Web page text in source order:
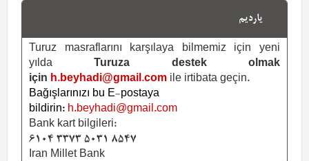
یاردیم
Turuz masraflarını karşılaya bilmemiz için yeni
yılda
Turuza destek olmak
için h.beyhadi@gmail.com ile irtibata geçin.
Bağışlarınızı bu E-postaya
bildirin: h.beyhadi@gmail.com
Bank kart bilgileri:
6104 3373 5031 8547
Iran Millet Bank